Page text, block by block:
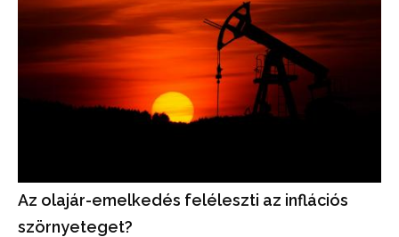
Az olajár-emelkedés feléleszti az inflációs
szörnyeteget?